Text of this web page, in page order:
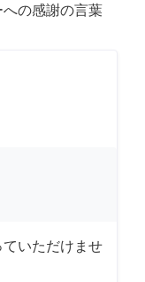
の感謝の言葉
いただけませ